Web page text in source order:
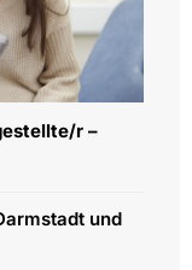
r –
und